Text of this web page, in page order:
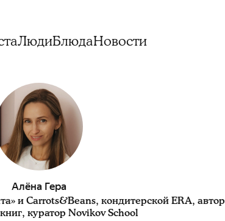
ЛюдиБлюдаНовости
Алёна Гера
и Carrots&Beans, кондитерской ERA, автор
куратор Novikov School